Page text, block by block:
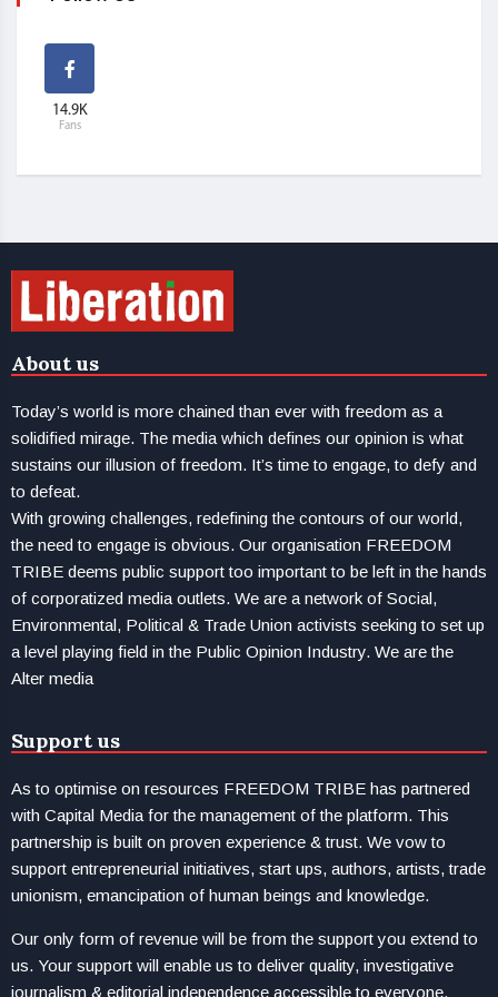
14.9K
Fans
About us
Today’s world is more chained than ever with freedom as a
solidified mirage. The media which defines our opinion is what
sustains our illusion of freedom. It’s time to engage, to defy and
to defeat.
With growing challenges, redefining the contours of our world,
the need to engage is obvious. Our organisation FREEDOM
TRIBE deems public support too important to be left in the hands
of corporatized media outlets. We are a network of Social,
Environmental, Political & Trade Union activists seeking to set up
a level playing field in the Public Opinion Industry. We are the
Alter media
Support us
As to optimise on resources FREEDOM TRIBE has partnered
with Capital Media for the management of the platform. This
partnership is built on proven experience & trust. We vow to
support entrepreneurial initiatives, start ups, authors, artists, trade
unionism, emancipation of human beings and knowledge.
Our only form of revenue will be from the support you extend to
us. Your support will enable us to deliver quality, investigative
journalism & editorial independence accessible to everyone.